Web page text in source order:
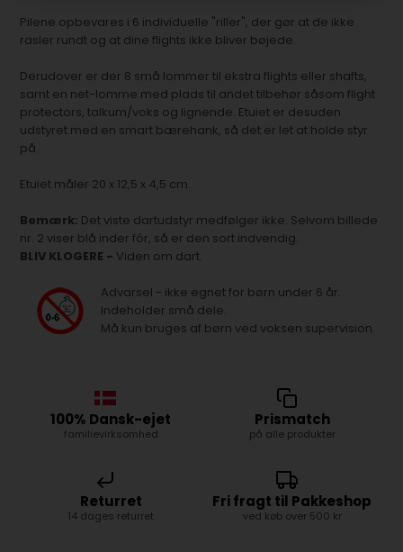
Pilene opbevares i 6 individuelle "riller", der gør at de ikke
rasler rundt og at dine flights ikke bliver bøjede.
Derudover er der 8 små lommer til ekstra flights eller shafts,
samt en net-lomme med plads til andet tilbehør såsom flight
protectors, talkum/voks og lignende. Etuiet er desuden
udstyret med en smart bærehank, så det er let at holde styr
på.
Etuiet måler 20 x 12,5 x 4,5 cm.
Bemærk: Det viste dartudstyr medfølger ikke. Selvom billede
nr. 2 viser blå inder fór, så er den sort indvendig.
BLIV KLOGERE - Viden om dart.
Advarsel - ikke egnet for børn under 6 år.
Indeholder små dele.
Må kun bruges af børn ved voksen supervision.
100% Dansk-ejet
familievirksomhed
Prismatch
på alle produkter
Returret
14 dages returret
Fri fragt til Pakkeshop
ved køb over 500 kr